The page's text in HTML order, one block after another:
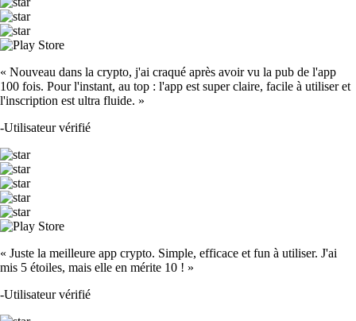
« Nouveau dans la crypto, j'ai craqué après avoir vu la pub de l'app
100 fois. Pour l'instant, au top : l'app est super claire, facile à utiliser et
l'inscription est ultra fluide. »
-Utilisateur vérifié
« Juste la meilleure app crypto. Simple, efficace et fun à utiliser. J'ai
mis 5 étoiles, mais elle en mérite 10 ! »
-Utilisateur vérifié